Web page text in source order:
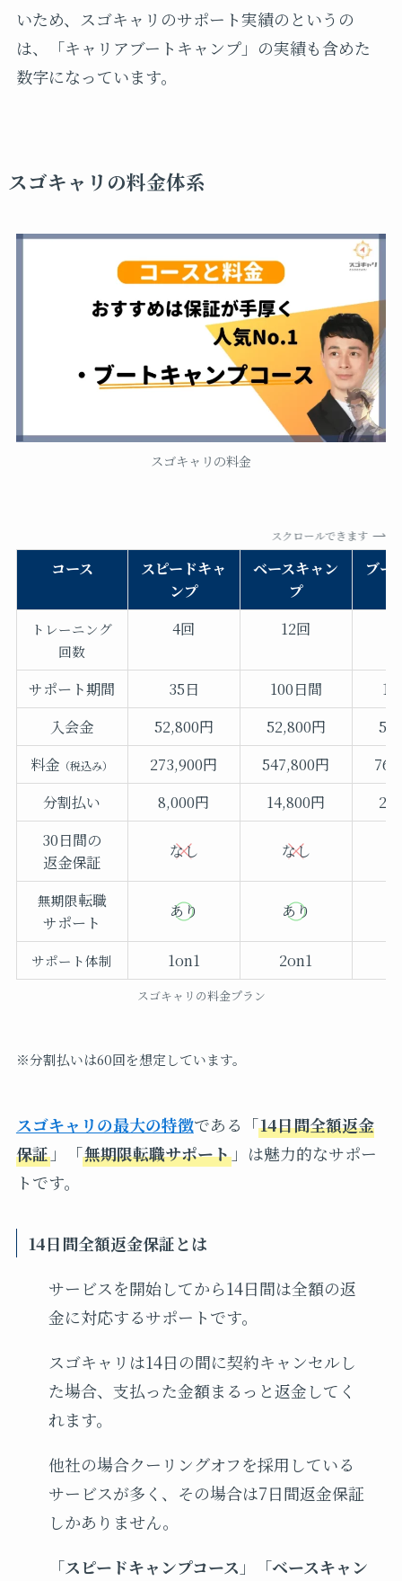
いため、スゴキャリのサポート実績のというの
は、「キャリアブートキャンプ」の実績も含めた
数字になっています。
スゴキャリの料金体系
スゴキャリの料金
スクロールできます
コース
スピードキャ
ンプ
ベースキャン
プ
ブー
トレーニング
回数
4回 12回
サポート期間 35日 100日間
入会金
52,800円 52,800円
料金 （税込み） 273,900円 547,800円
分割払い
8,000円 14,800円
30日間の
返金保証
なし なし
無期限転職
サポート
あり あり
サポート体制 1on1 2on1
スゴキャリの料金プラン
※分割払いは60回を想定しています。
スゴキャリの最大の特徴である「14日間全額返金
保証」「無期限転職サポート」は魅力的なサポー
トです。
14日間全額返金保証とは
サービスを開始してから14日間は全額の返
金に対応するサポートです。
スゴキャリは14日の間に契約キャンセルし
た場合、支払った金額まるっと返金してく
れます。
他社の場合クーリングオフを採用している
サービスが多く、その場合は7日間返金保証
しかありません。
「スピードキャンプコース 」「ベースキャン